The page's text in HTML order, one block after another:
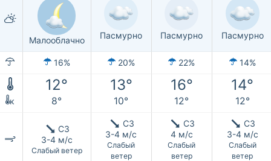
Малооблачно Пасмурно Пасмурно Пасмурно
16% 20% 22% 14%
12° 13° 16° 14°
к 8° 10° 12° 12°
СЗ
3-4 м/с
Слабый ветер
СЗ
3-4 м/с
Слабый
ветер
СЗ
4 м/с
Слабый
ветер
СЗ
3-4 м/с
Слабый
ветер